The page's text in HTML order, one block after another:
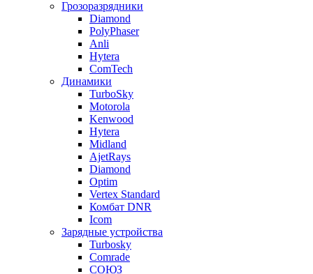
Грозоразрядники
Diamond
PolyPhaser
Anli
Hytera
ComTech
Динамики
TurboSky
Motorola
Kenwood
Hytera
Midland
AjetRays
Diamond
Optim
Vertex Standard
Комбат DNR
Icom
Зарядные устройства
Turbosky
Comrade
СОЮЗ